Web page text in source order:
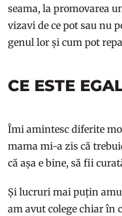
seama, la promovarea
vizavi de ce pot sau nu
genul lor și cum pot
CE ESTE
Îmi amintesc diferite
mama mi-a zis că
că așa e bine, să fii
Și lucruri mai puțin
am avut colege chiar în